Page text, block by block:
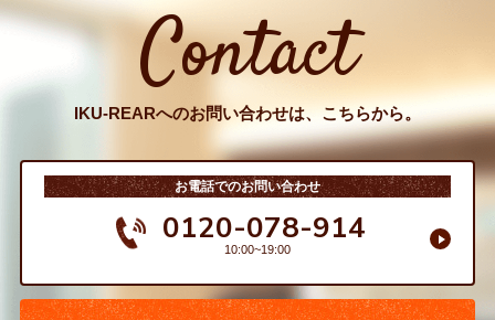
Contact
IKU-REARへのお問い合わせは、こちらから。
お電話でのお問い合わせ
0120-078-914
10:00~19:00